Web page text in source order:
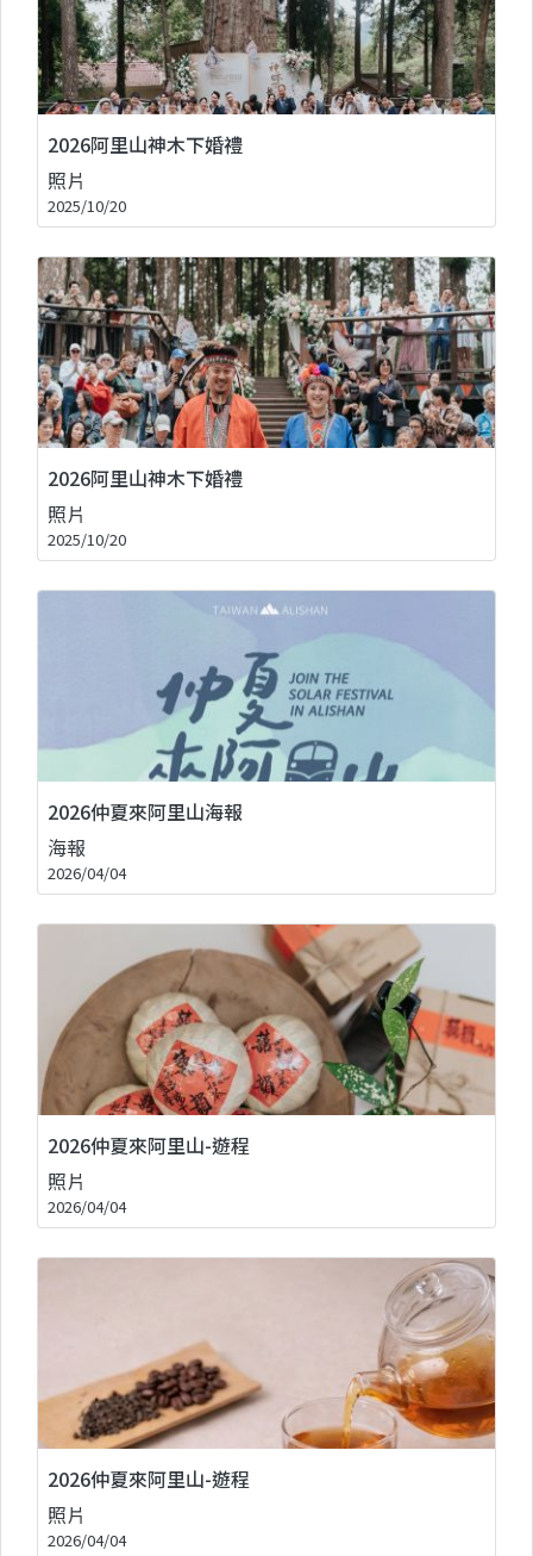
2026阿里山神木下婚禮
照片
2025/10/20
2026阿里山神木下婚禮
照片
2025/10/20
2026仲夏來阿里山海報
海報
2026/04/04
2026仲夏來阿里山-遊程
照片
2026/04/04
2026仲夏來阿里山-遊程
照片
2026/04/04